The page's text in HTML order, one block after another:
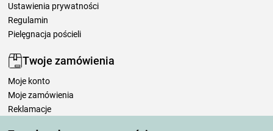
Ustawienia prywatności
Regulamin
Pielęgnacja pościeli
Twoje zamówienia
Moje konto
Moje zamówienia
Reklamacje